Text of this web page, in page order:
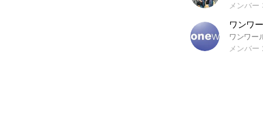
メンバー
ワンワ
メンバー